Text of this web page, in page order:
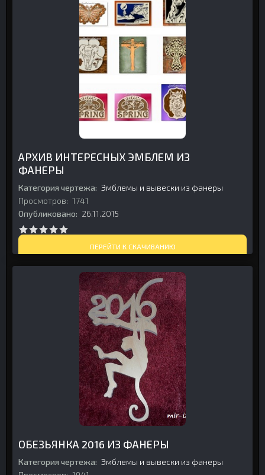
АРХИВ ИНТЕРЕСНЫХ ЭМБЛЕМ ИЗ
ФАНЕРЫ
Категория чертежа: Эмблемы и вывески из фанеры
Просмотров: 1741
Опубликовано: 26.11.2015
ПЕРЕЙТИ К СКАЧИВАНИЮ
ОБЕЗЬЯНКА 2016 ИЗ ФАНЕРЫ
Категория чертежа: Эмблемы и вывески из фанеры